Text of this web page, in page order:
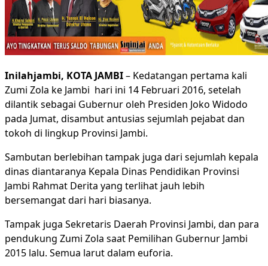
Inilahjambi, KOTA JAMBI– Kedatangan pertama kali
Zumi Zola ke Jambi hari ini 14 Februari 2016, setelah
dilantik sebagai Gubernur oleh Presiden Joko Widodo
pada Jumat, disambut antusias sejumlah pejabat dan
tokoh di lingkup Provinsi Jambi.
Sambutan berlebihan tampak juga dari sejumlah kepala
dinas diantaranya Kepala Dinas Pendidikan Provinsi
Jambi Rahmat Derita yang terlihat jauh lebih
bersemangat dari hari biasanya.
Tampak juga Sekretaris Daerah Provinsi Jambi, dan para
pendukung Zumi Zola saat Pemilihan Gubernur Jambi
2015 lalu. Semua larut dalam euforia.